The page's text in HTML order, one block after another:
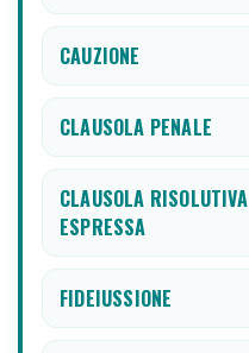
CAUZIONE
CLAUSOLA PENALE
CLAUSOLA RISOLUTIVA
ESPRESSA
FIDEIUSSIONE